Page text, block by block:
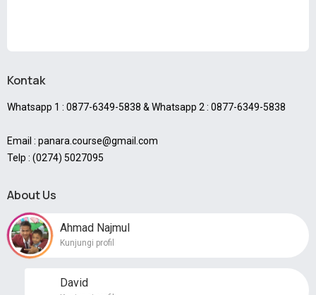
Kontak
Whatsapp 1 : 0877-6349-5838 & Whatsapp 2 : 0877-6349-5838
Email : panara.course@gmail.com
Telp : (0274) 5027095
About Us
Ahmad Najmul
Kunjungi profil
David